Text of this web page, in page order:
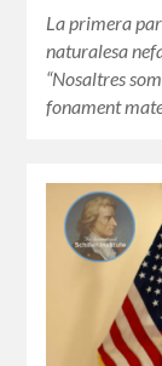
La primera
naturalesa
“Nosaltres
fonament